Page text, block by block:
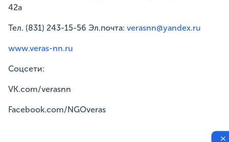
42а
Тел. (831) 243-15-56 Эл.почта: verasnn@yandex.ru
www.veras-nn.ru
Соцсети:
VK.com/verasnn
Facebook.com/NGOveras
×